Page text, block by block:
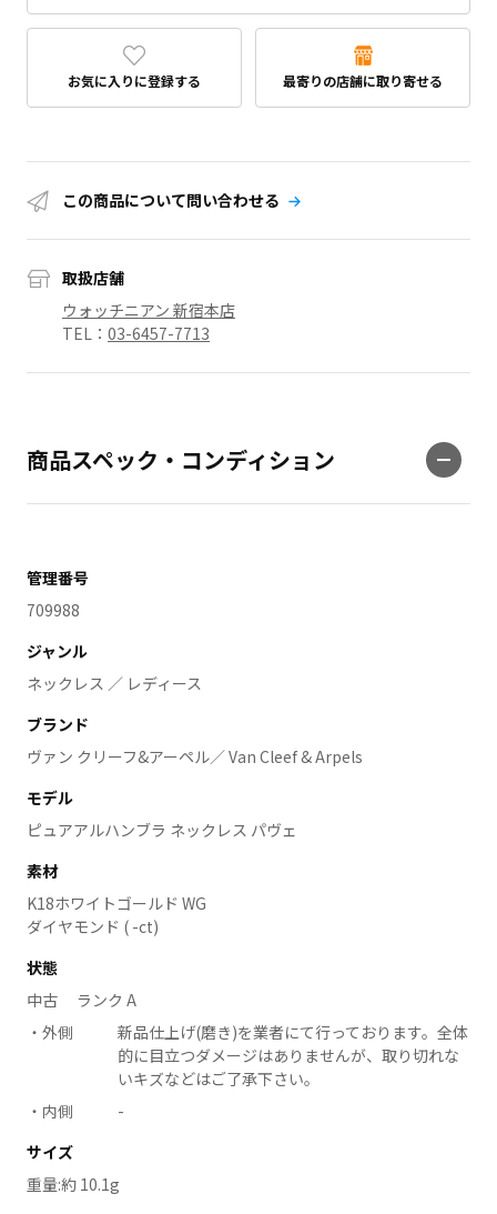
お気に入りに登録する 最寄りの店舗に取り寄せる
この商品について問い合わせる
取扱店舗
ウォッチニアン 新宿本店
TEL： 03-6457-7713
商品スペック・コンディション
管理番号
709988
ジャンル
ネックレス ／ レディース
ブランド
ヴァン クリーフ&アーペル／ Van Cleef & Arpels
モデル
ピュアアルハンブラ ネックレス パヴェ
素材
K18ホワイトゴールド WG
ダイヤモンド ( -ct)
状態
中古 ランク A
外側
新品仕上げ(磨き)を業者にて行っております。全体
的に目立つダメージはありませんが、取り切れな
いキズなどはご了承下さい。
内側
-
サイズ
重量:約 10.1g